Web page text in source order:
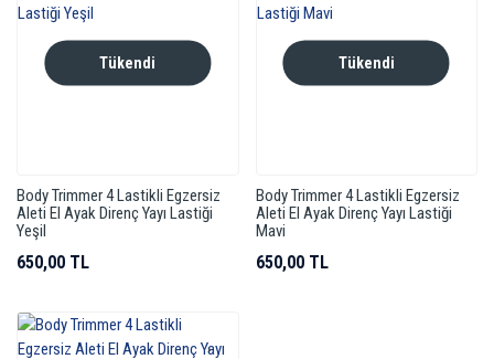
Tükendi
Body Trimmer 4 Lastikli Egzersiz
Aleti El Ayak Direnç Yayı Lastiği
Yeşil
650,00 TL
Tükendi
Body Trimmer 4 Lastikli Egzersiz
Aleti El Ayak Direnç Yayı Lastiği
Mavi
650,00 TL